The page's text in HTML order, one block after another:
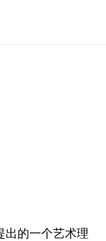
的一个艺术理